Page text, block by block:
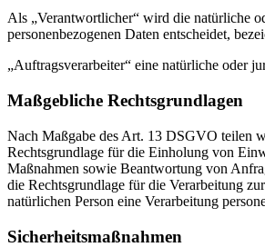
Als „Verantwortlicher“ wird die natürliche
personenbezogenen Daten entscheidet,
„Auftragsverarbeiter“ eine natürliche oder
Maßgebliche Rechtsgrundlagen
Nach Maßgabe des Art. 13 DSGVO teilen
Rechtsgrundlage für die Einholung von
Maßnahmen sowie Beantwortung von
die Rechtsgrundlage für die Verarbeitung
natürlichen Person eine Verarbeitung
Sicherheitsmaßnahmen